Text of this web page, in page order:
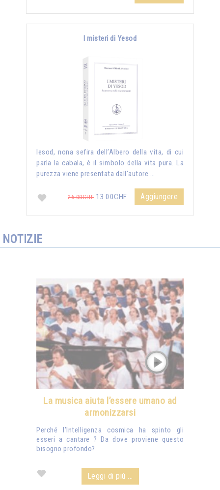
I misteri di Yesod
Iesod, nona sefira dell’Albero della vita, di cui
parla la cabala, è il simbolo della vita pura. La
purezza viene presentata dall'autore …
26.00CHF 13.00CHF Aggiungere
NOTIZIE
La musica aiuta l’essere umano ad
armonizzarsi
Perché l’Intelligenza cosmica ha spinto gli
esseri a cantare ? Da dove proviene questo
bisogno profondo?
Leggi di più ...